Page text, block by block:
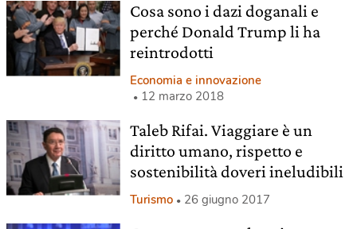
Cosa sono i dazi doganali e
perché Donald Trump li ha
reintrodotti
Economia e innovazione
12 marzo 2018
Taleb Rifai. Viaggiare è un
diritto umano, rispetto e
sostenibilità doveri ineludibili
Turismo 26 giugno 2017